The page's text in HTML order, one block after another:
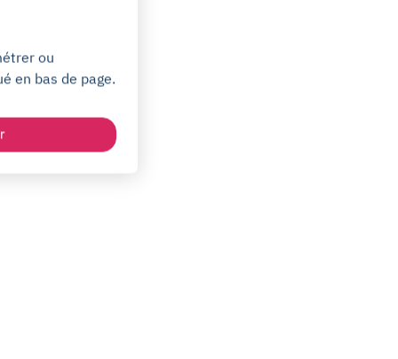
ou
en bas de page.